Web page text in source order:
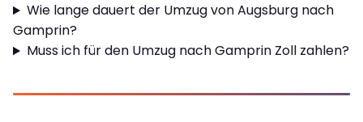
Wie lange dauert der Umzug von Augsburg nach
Gamprin?
Muss ich für den Umzug nach Gamprin Zoll zahlen?